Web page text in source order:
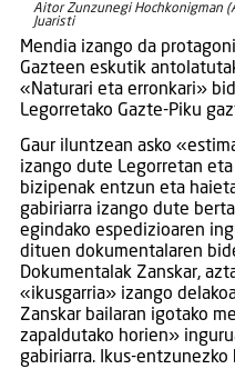
Aitor Zunzunegi Hochkonigman
Juaristi
Mendia izango da
Gazteen eskutik
«Naturari eta erronkari»
Legorretako Gazte-Piku
Gaur iluntzean asko
izango dute Legorretan
bizipenak entzun eta
gabiriarra izango dute
egindako espedizioaren
dituen dokumentalaren
Dokumentalak Zanskar,
«ikusgarria» izango
Zanskar bailaran igotako
zapaldutako horien»
gabiriarra. Ikus-